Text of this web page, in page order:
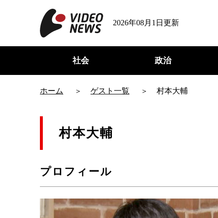
2026年08月1日更新
社会 政治
ホーム ゲスト一覧 村本大輔
村本大輔
プロフィール